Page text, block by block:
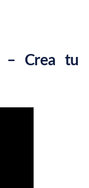
– Crea tu